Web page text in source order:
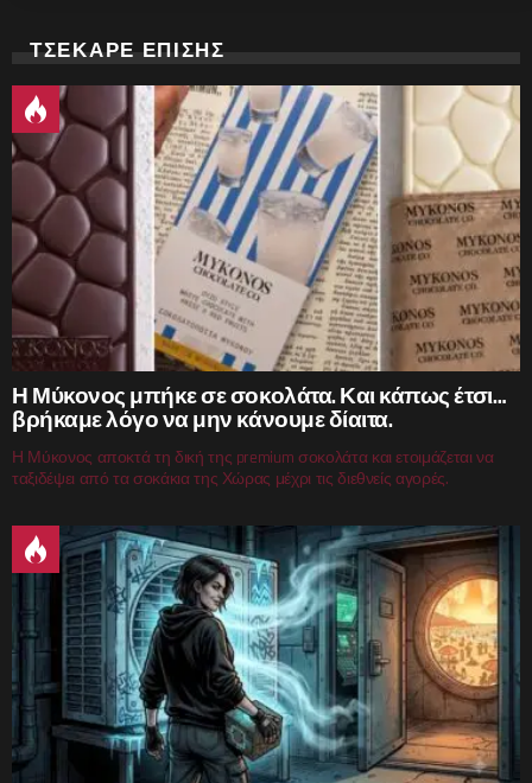
ΤΣΕΚΑΡΕ ΕΠΙΣΗΣ
Η Μύκονος μπήκε σε σοκολάτα. Και κάπως έτσι…
βρήκαμε λόγο να μην κάνουμε δίαιτα.
Η Μύκονος αποκτά τη δική της premium σοκολάτα και ετοιμάζεται να
ταξιδέψει από τα σοκάκια της Χώρας μέχρι τις διεθνείς αγορές.